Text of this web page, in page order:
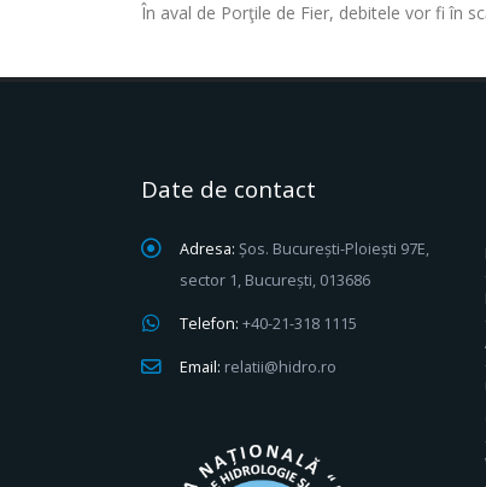
În aval de Porţile de Fier, debitele vor fi în
Date de contact
Adresa: Șos. București-Ploiești 97E,
sector 1, București, 013686
Telefon: +40-21-318 1115
Email: relatii@hidro.ro